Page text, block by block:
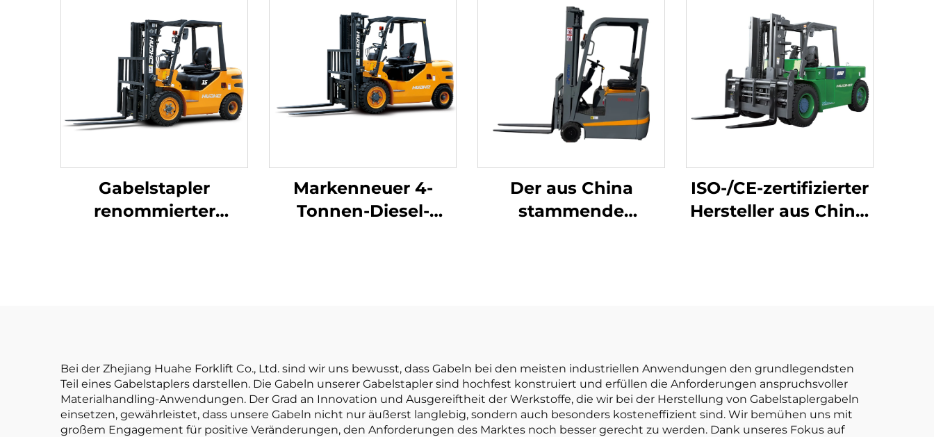
Gabelstapler
renommierter
Markenneuer 4-
Tonnen-Diesel-
Der aus China
stammende
ISO-/CE-zertifizierter
Hersteller aus China:
Bei der Zhejiang Huahe Forklift Co., Ltd. sind wir uns bewusst, dass Gabeln bei den meisten industriellen Anwendungen den grundlegendsten
Teil eines Gabelstaplers darstellen. Die Gabeln unserer Gabelstapler sind hochfest konstruiert und erfüllen die Anforderungen anspruchsvoller
Materialhandling-Anwendungen. Der Grad an Innovation und Ausgereiftheit der Werkstoffe, die wir bei der Herstellung von Gabelstaplergabeln
einsetzen, gewährleistet, dass unsere Gabeln nicht nur äußerst langlebig, sondern auch besonders kosteneffizient sind. Wir bemühen uns mit
großem Engagement für positive Veränderungen, den Anforderungen des Marktes noch besser gerecht zu werden. Dank unseres Fokus auf